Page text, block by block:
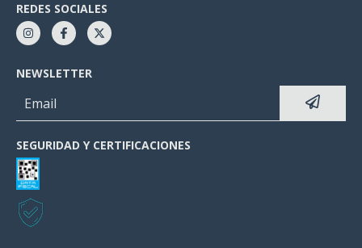
REDES SOCIALES
NEWSLETTER
SEGURIDAD Y CERTIFICACIONES